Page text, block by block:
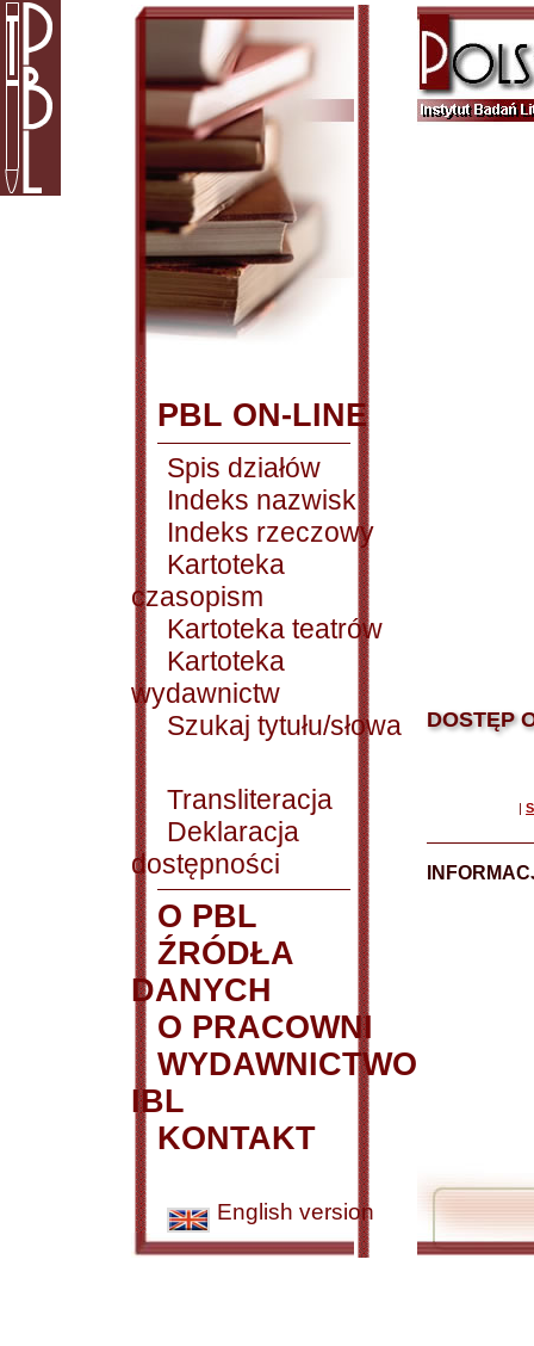
PBL ON-LINE
Spis działów
Indeks nazwisk
Indeks rzeczowy
Kartoteka
czasopism
Kartoteka teatrów
Kartoteka
wydawnictw
Szukaj tytułu/słowa
Transliteracja
Deklaracja
dostępności
O PBL
ŹRÓDŁA
DANYCH
O PRACOWNI
WYDAWNICTWO
IBL
KONTAKT
English version
DOSTĘP
|